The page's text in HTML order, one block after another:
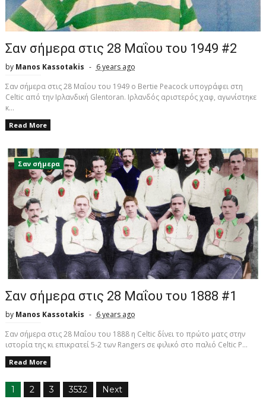
Σαν σήμερα στις 28 Μαΐου του 1949 #2
by Manos Kassotakis
6 years ago
Σαν σήμερα στις 28 Μαΐου του 1949 o Bertie Peacock υπογράφει στη
Celtic από την Ιρλανδική Glentoran. Iρλανδός αριστερός χαφ, αγωνίστηκε
κ...
Read More
Σαν σήμερα
Σαν σήμερα στις 28 Μαΐου του 1888 #1
by Manos Kassotakis
6 years ago
Σαν σήμερα στις 28 Μαΐου του 1888 η Celtic δίνει το πρώτο ματς στην
ιστορία της κι επικρατεί 5-2 των Rangers σε φιλικό στο παλιό Celtic P...
Read More
1 2 3 3532 Next